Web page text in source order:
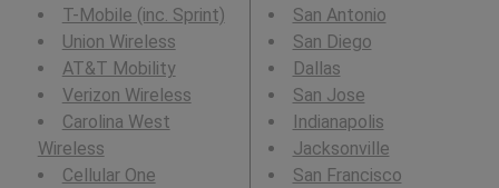
T-Mobile (inc. Sprint)
Union Wireless
AT&T Mobility
Verizon Wireless
Carolina West
Wireless
Cellular One
San Antonio
San Diego
Dallas
San Jose
Indianapolis
Jacksonville
San Francisco